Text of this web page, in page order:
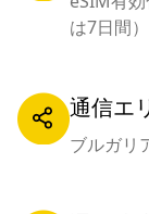
は7日間）
通信エ
ブルガリ